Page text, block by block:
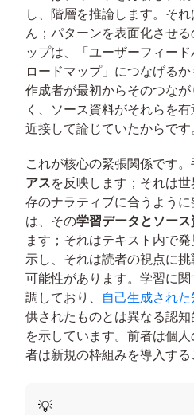
し、階層を推論します。そ
ん；パターンを表面化させ
ップは、「ユーザーフィー
ロードマップ」につなげる
作成者が最初からそのつな
く、ソース資料がそれらを
近接して論じていたからです
これが核心の緊張関係です
アスを反映します；それは
存のナラティブに合うよう
は、その学習データとソー
ます；それはテキスト内で
示し、それは読者の視点に
可能性があります。学習に
調しており、 自己生成され
供されたものとは異なる認
を示しています。前者は個
者は新規の枠組みを導入する